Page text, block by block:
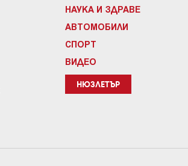
НАУКА И ЗДРАВЕ
АВТОМОБИЛИ
СПОРТ
ВИДЕО
НЮЗЛЕТЪР